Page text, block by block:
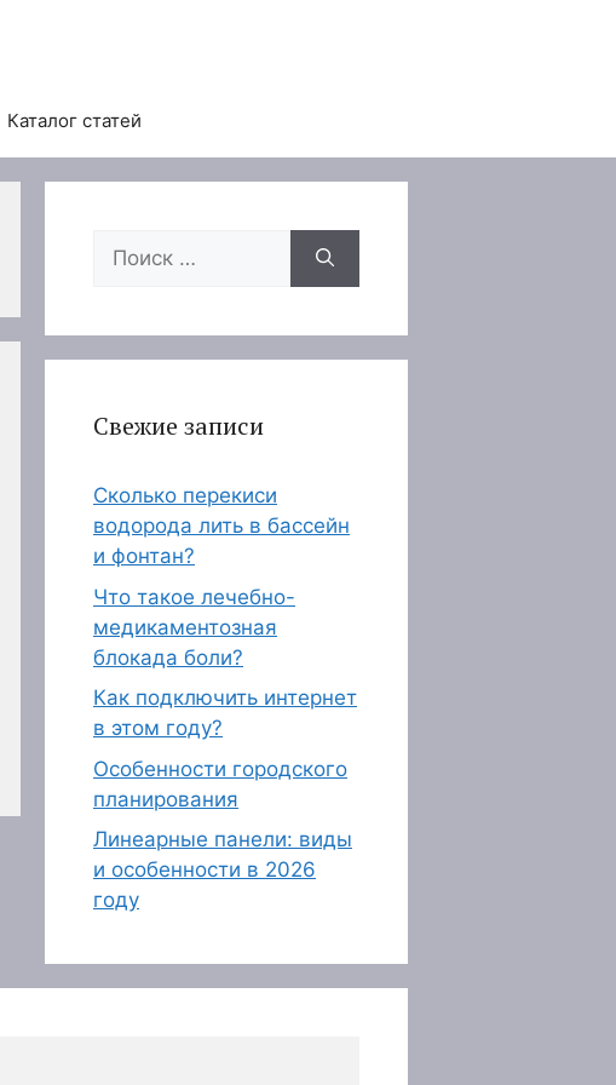
Каталог статей
Поиск:
Свежие записи
Сколько перекиси
водорода лить в бассейн
и фонтан?
Что такое лечебно-
медикаментозная
блокада боли?
Как подключить интернет
в этом году?
Особенности городского
планирования
Линеарные панели: виды
и особенности в 2026
году